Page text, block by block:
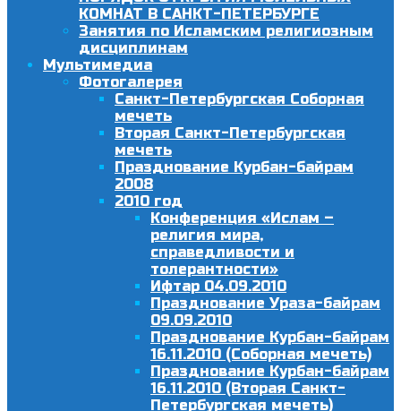
КОМНАТ В САНКТ-ПЕТЕРБУРГЕ
Занятия по Исламским религиозным
дисциплинам
Мультимедиа
Фотогалерея
Санкт-Петербургская Соборная
мечеть
Вторая Санкт-Петербургская
мечеть
Празднование Курбан-байрам
2008
2010 год
Конференция «Ислам –
религия мира,
справедливости и
толерантности»
Ифтар 04.09.2010
Празднование Ураза-байрам
09.09.2010
Празднование Курбан-байрам
16.11.2010 (Соборная мечеть)
Празднование Курбан-байрам
16.11.2010 (Вторая Санкт-
Петербургская мечеть)